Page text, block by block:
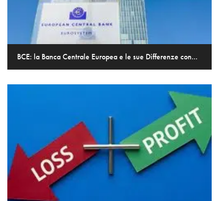
BCE: la Banca Centrale Europea e le sue Differenze con...